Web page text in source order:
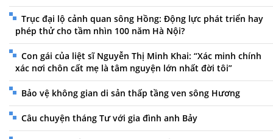
Trục đại lộ cảnh quan sông Hồng: Động lực phát triển hay
phép thử cho tầm nhìn 100 năm Hà Nội?
Con gái của liệt sĩ Nguyễn Thị Minh Khai: “Xác minh chính
xác nơi chôn cất mẹ là tâm nguyện lớn nhất đời tôi”
Bảo vệ không gian di sản thấp tầng ven sông Hương
Câu chuyện tháng Tư với gia đình anh Bảy